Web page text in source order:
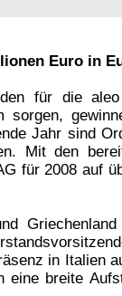
Euro in
für die
sorgen,
Jahr sind
Mit den
für 2008 auf
in Italien
eine breite